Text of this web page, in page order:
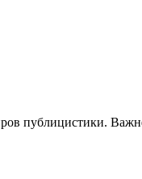
публицистики.